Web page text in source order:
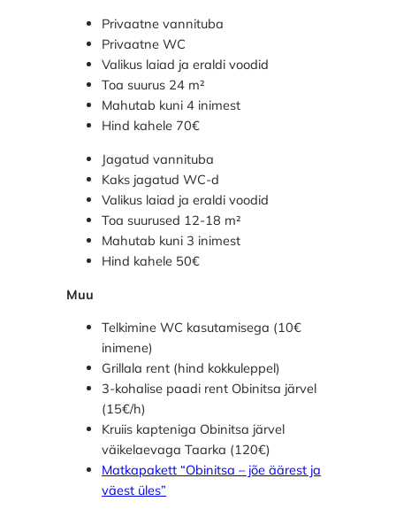
Privaatne vannituba
Privaatne WC
Valikus laiad ja eraldi voodid
Toa suurus 24 m²
Mahutab kuni 4 inimest
Hind kahele 70€
Jagatud vannituba
Kaks jagatud WC-d
Valikus laiad ja eraldi voodid
Toa suurused 12-18 m²
Mahutab kuni 3 inimest
Hind kahele 50€
Muu
Telkimine WC kasutamisega (10€
inimene)
Grillala rent (hind kokkuleppel)
3-kohalise paadi rent Obinitsa järvel
(15€/h)
Kruiis kapteniga Obinitsa järvel
väikelaevaga Taarka (120€)
Matkapakett “Obinitsa – jõe äärest ja
väest üles”